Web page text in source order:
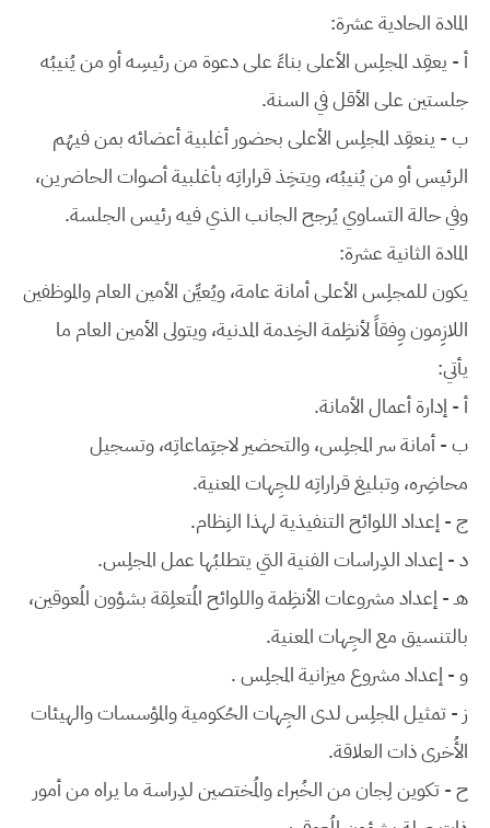
المادة الحادية عشرة:
أ - يعقِد المجلِس الأعلى بناءً على دعوة من رئيسِه أو من يُنيبُه
جلستين على الأقل في السنة.
ب - ينعقِد المجلِس الأعلى بحضور أغلبية أعضائه بمن فيهُم
الرئيس أو من يُنيبُه، ويتخِذ قراراتِه بأغلبية أصوات الحاضرين،
وفي حالة التساوي يُرجح الجانب الذي فيه رئيس الجلسة.
المادة الثانية عشرة:
يكون للمجلِس الأعلى أمانة عامة، ويُعيِّن الأمين العام والموظفين
اللازِمون وِفقاً لأنظِمة الخِدمة المدنية، ويتولى الأمين العام ما
يأتي:
أ - إدارة أعمال الأمانة.
ب - أمانة سر المجلِس، والتحضير لاجتِماعاتِه، وتسجيل
محاضِره، وتبليغ قراراتِه للجِهات المعنية.
ج - إعداد اللوائح التنفيذية لهذا النِظام.
د - إعداد الدِراسات الفنية التي يتطلبُها عمل المجلِس.
هـ - إعداد مشروعات الأنظِمة واللوائح المُتعلِقة بشؤون المُعوقين،
بالتنسيق مع الجِهات المعنية.
و - إعداد مشروع ميزانية المجلِس .
ز - تمثيل المجلِس لدى الجِهات الحُكومية والمؤسسات والهيئات
الأُخرى ذات العلاقة.
ح - تكوين لِجان من الخُبراء والمُختصين لدِراسة ما يراه من أمور